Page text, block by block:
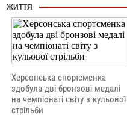
ЖИТТЯ
Херсонська спортсменка
здобула дві бронзові медалі
на чемпіонаті світу з кульової
стрільби